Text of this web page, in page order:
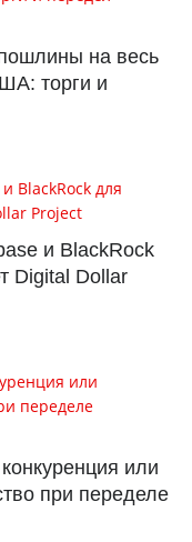
на весь
торги и
и BlackRock
Digital Dollar
или
при переделе